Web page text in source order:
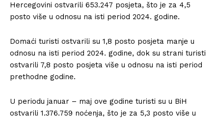
Hercegovini ostvarili 653.247 posjeta, što je za 4,5
posto više u odnosu na isti period 2024. godine.
Domaći turisti ostvarili su 1,8 posto posjeta manje u
odnosu na isti period 2024. godine, dok su strani turisti
ostvarili 7,8 posto posjeta više u odnosu na isti period
prethodne godine.
U periodu januar – maj ove godine turisti su u BiH
ostvarili 1.376.759 noćenja, što je za 5,3 posto više u